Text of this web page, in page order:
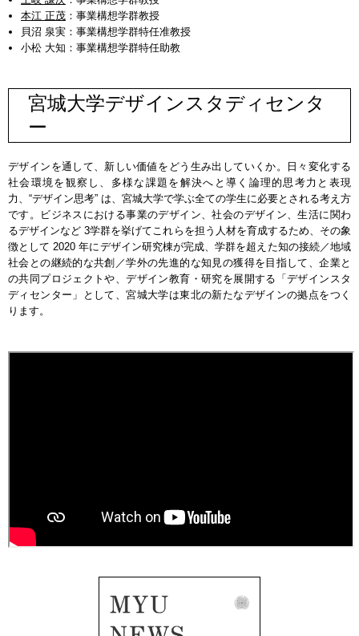
本江 正茂 ：事業構想学群教授
貝沼 泉実：事業構想学群特任准教授
小松 大知：事業構想学群特任助教
宮城大学デザインスタディセンタ
ー
デザインを通して、新しい価値をどう生み出していくか。日々変化する
社会環境を観察し、多様な課題を解決へと導く論理的思考力と表現
力、“デザイン思考” は、宮城大学で学ぶ全ての学生に必要とされる考え方
です。ビジネスにおける事業のデザイン、社会のデザイン、生活に関わ
るデザインなど 3学群を挙げてこれらを担う人材を育成するため、その象
徴として 2020 年にデザイン研究棟が完成、学群を超えた知の接続／地域
社会との継続的な共創／学外の先進的な知見の獲得を目指して、企業と
の共同プロジェクトや、デザイン教育・研究を展開する「デザインスタ
ディセンター」として、宮城大学は東北の新たなデザインの拠点をつく
ります。